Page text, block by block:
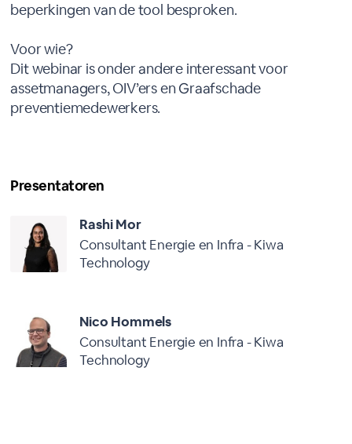
beperkingen van de tool besproken.
Voor wie?
Dit webinar is onder andere interessant voor
assetmanagers, OIV’ers en Graafschade
preventiemedewerkers.
Presentatoren
Rashi Mor
Consultant Energie en Infra - Kiwa
Technology
Nico Hommels
Consultant Energie en Infra - Kiwa
Technology